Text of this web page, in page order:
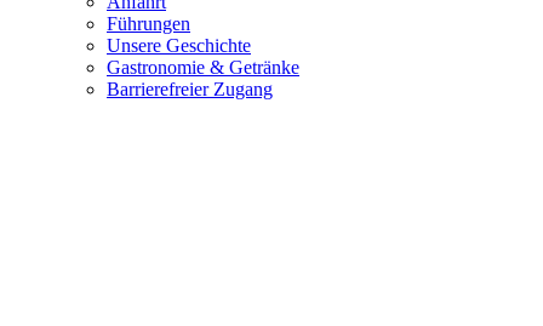
Führungen
Unsere Geschichte
Gastronomie & Getränke
Barrierefreier Zugang